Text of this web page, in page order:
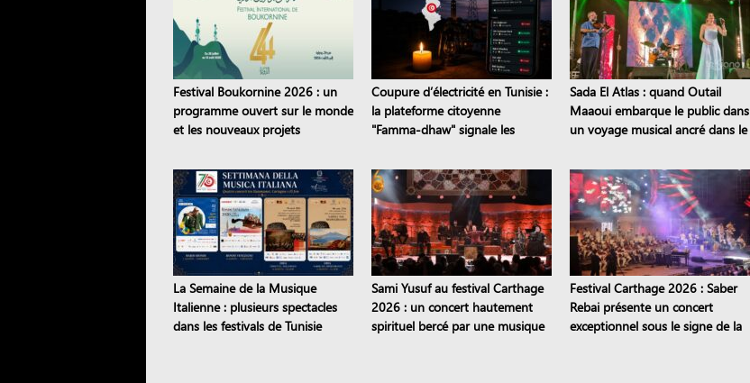
Festival Boukornine 2026 : un
programme ouvert sur le monde
et les nouveaux projets
Coupure d’électricité en Tunisie :
la plateforme citoyenne
"Famma-dhaw" signale les
Sada El Atlas : quand Outail
Maaoui embarque le public dans
un voyage musical ancré dans le
La Semaine de la Musique
Italienne : plusieurs spectacles
dans les festivals de Tunisie
Sami Yusuf au festival Carthage
2026 : un concert hautement
spirituel bercé par une musique
Festival Carthage 2026 : Saber
Rebai présente un concert
exceptionnel sous le signe de la